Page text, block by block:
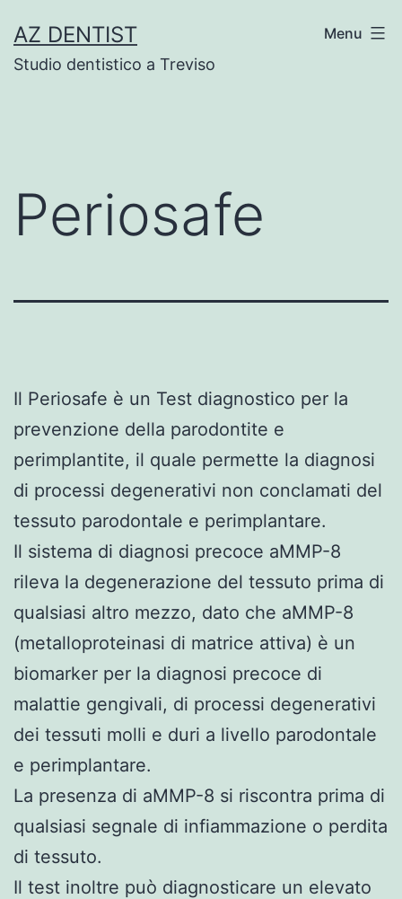
to
content
AZ DENTIST
Studio dentistico a Treviso
Menu
Periosafe
Il Periosafe è un Test diagnostico per la
prevenzione della parodontite e
perimplantite, il quale permette la diagnosi
di processi degenerativi non conclamati del
tessuto parodontale e perimplantare.
Il sistema di diagnosi precoce aMMP-8
rileva la degenerazione del tessuto prima di
qualsiasi altro mezzo, dato che aMMP-8
(metalloproteinasi di matrice attiva) è un
biomarker per la diagnosi precoce di
malattie gengivali, di processi degenerativi
dei tessuti molli e duri a livello parodontale
e perimplantare.
La presenza di aMMP-8 si riscontra prima di
qualsiasi segnale di infiammazione o perdita
di tessuto.
Il test inoltre può diagnosticare un elevato